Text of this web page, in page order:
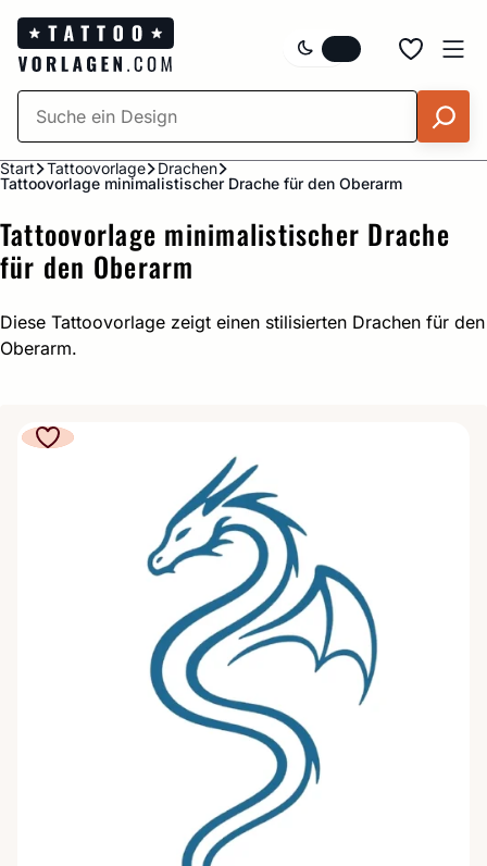
Zum
Inhalt
springen
Start Tattoovorlage
Drachen
Tattoovorlage minimalistischer Drache für den Oberarm
Tattoovorlage minimalistischer Drache
für den Oberarm
Diese Tattoovorlage zeigt einen stilisierten Drachen für den
Oberarm.